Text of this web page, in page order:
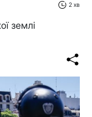
2 хв
землі